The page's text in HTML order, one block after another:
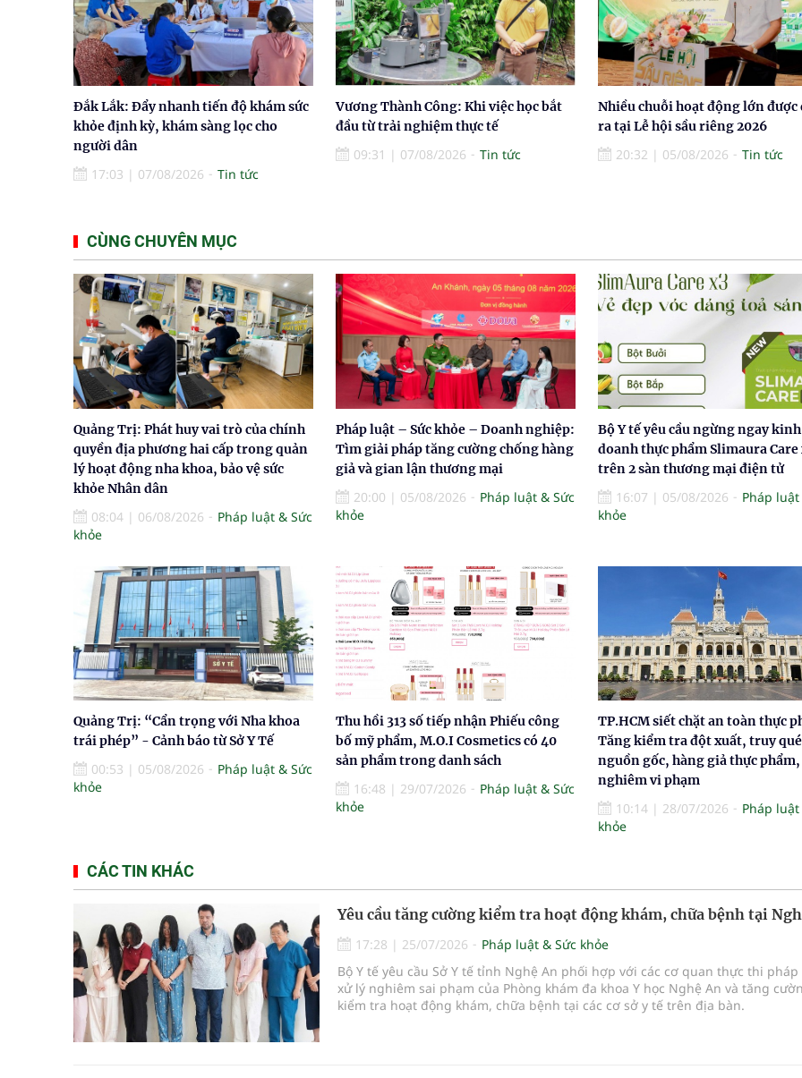
Đắk Lắk: Đẩy nhanh tiến độ khám sức
khỏe định kỳ, khám sàng lọc cho
người dân
17:03 | 07/08/2026 Tin tức
Vương Thành Công: Khi việc học bắt
đầu từ trải nghiệm thực tế
09:31 | 07/08/2026 Tin tức
Nhiều chuỗi hoạt động lớn được
ra tại Lễ hội sầu riêng 2026
20:32 | 05/08/2026 Tin tức
CÙNG CHUYÊN MỤC
Quảng Trị: Phát huy vai trò của chính
quyền địa phương hai cấp trong quản
lý hoạt động nha khoa, bảo vệ sức
khỏe Nhân dân
08:04 | 06/08/2026
Pháp luật & Sức
khỏe
Pháp luật – Sức khỏe – Doanh nghiệp:
Tìm giải pháp tăng cường chống hàng
giả và gian lận thương mại
20:00 | 05/08/2026
Pháp luật & Sức
khỏe
Bộ Y tế yêu cầu ngừng ngay kinh
doanh thực phẩm Slimaura Care
trên 2 sàn thương mại điện tử
16:07 | 05/08/2026
Pháp luật
khỏe
Quảng Trị: “Cẩn trọng với Nha khoa
trái phép” - Cảnh báo từ Sở Y Tế
00:53 | 05/08/2026
Pháp luật & Sức
khỏe
Thu hồi 313 số tiếp nhận Phiếu công
bố mỹ phẩm, M.O.I Cosmetics có 40
sản phẩm trong danh sách
16:48 | 29/07/2026
Pháp luật & Sức
khỏe
TP.HCM siết chặt an toàn thực
Tăng kiểm tra đột xuất, truy
nguồn gốc, hàng giả thực
nghiêm vi phạm
10:14 | 28/07/2026
Pháp luật
khỏe
CÁC TIN KHÁC
Yêu cầu tăng cường kiểm tra hoạt động khám, chữa bệnh tại
17:28 | 25/07/2026
Pháp luật & Sức khỏe
Bộ Y tế yêu cầu Sở Y tế tỉnh Nghệ An phối hợp với các cơ quan thực thi
xử lý nghiêm sai phạm của Phòng khám đa khoa Y học Nghệ An và tăng
kiểm tra hoạt động khám, chữa bệnh tại các cơ sở y tế trên địa bàn.